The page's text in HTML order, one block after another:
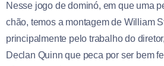
Nesse jogo de dominó, em que uma
chão, temos a montagem de William
principalmente pelo trabalho do
Declan Quinn que peca por ser bem